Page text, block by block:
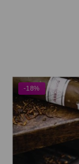
-18%